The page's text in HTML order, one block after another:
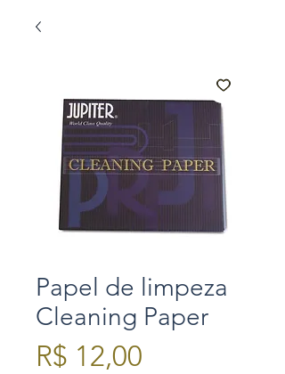
Papel de limpeza
Cleaning Paper
R$ 12,00